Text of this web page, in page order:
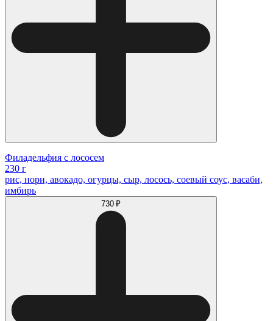
Филадельфия с лососем
230 г
рис, нори, авокадо, огурцы, сыр, лосось, соевый соус, васаби,
имбирь
730 ₽